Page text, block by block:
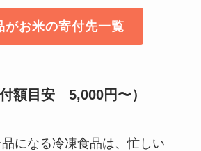
がお米の寄付先一覧
額目安 5,000円〜）
になる冷凍食品は、忙しい